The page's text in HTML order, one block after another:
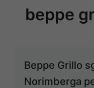
beppe
Beppe Grillo
Norimberga